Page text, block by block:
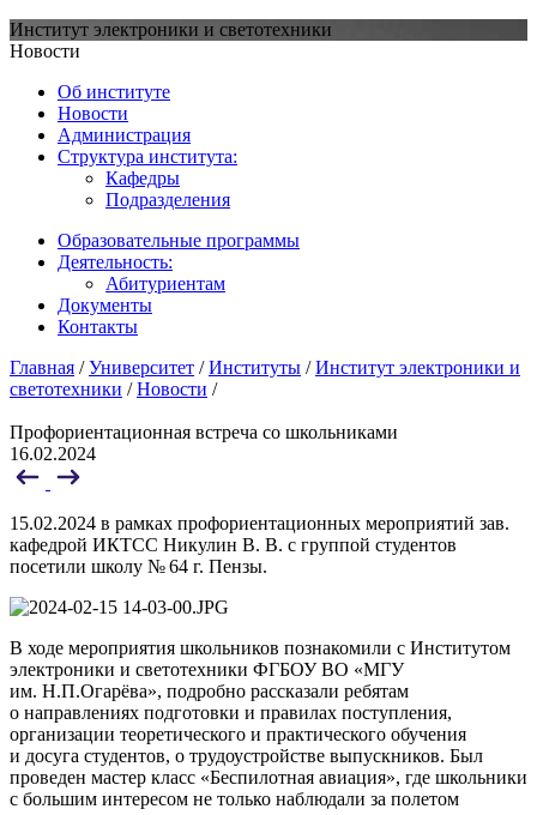
Институт электроники и светотехники
Новости
Об институте
Новости
Администрация
Структура института:
Кафедры
Подразделения
Образовательные программы
Деятельность:
Абитуриентам
Документы
Контакты
Главная /Университет /Институты /Институт электроники и
светотехники /Новости /
Профориентационная встреча со школьниками
16.02.2024
15.02.2024 в рамках профориентационных мероприятий зав.
кафедрой ИКТСС Никулин В. В. с группой студентов
посетили школу № 64 г. Пензы.
В ходе мероприятия школьников познакомили с Институтом
электроники и светотехники ФГБОУ ВО «МГУ
им. Н.П.Огарёва», подробно рассказали ребятам
о направлениях подготовки и правилах поступления,
организации теоретического и практического обучения
и досуга студентов, о трудоустройстве выпускников. Был
проведен мастер класс «Беспилотная авиация», где школьники
с большим интересом не только наблюдали за полетом